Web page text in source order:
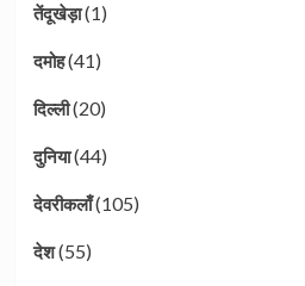
तेंदूखेड़ा(1)
दमोह(41)
दिल्ली(20)
दुनिया(44)
देवरीकलाँ(105)
देश(55)